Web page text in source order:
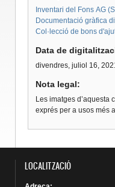
Inventari del Fons AG
Documentació gràfica
Col·lecció de bons
Data de
divendres, juliol 16,
Nota legal:
Les imatges d’aquesta
exprés per a usos més
LOCALITZACIÓ